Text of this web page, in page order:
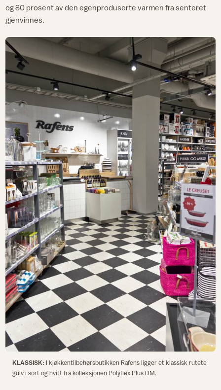
og 80 prosent av den egenproduserte varmen fra senteret
gjenvinnes.
KLASSISK: I kjøkkentilbehørsbutikken Rafens ligger et klassisk rutete
gulv i sort og hvitt fra kolleksjonen Polyflex Plus DM.